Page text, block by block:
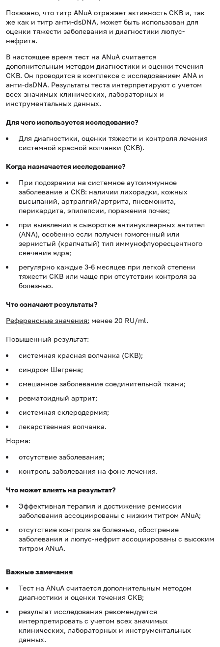
Показано, что титр ANuA отражает активность СКВ и, так
же как и титр анти-dsDNA, может быть использован для
оценки тяжести заболевания и диагностики люпус-
нефрита.
В настоящее время тест на ANuA считается
дополнительным методом диагностики и оценки течения
СКВ. Он проводится в комплексе с исследованием ANA и
анти-dsDNA. Результаты теста интерпретируют с учетом
всех значимых клинических, лабораторных и
инструментальных данных.
Для чего используется исследование?
Для диагностики, оценки тяжести и контроля лечения
системной красной волчанки (СКВ).
Когда назначается исследование?
При подозрении на системное аутоиммунное
заболевание и СКВ: наличии лихорадки, кожных
высыпаний, артралгий/артрита, пневмонита,
перикардита, эпилепсии, поражения почек;
при выявлении в сыворотке антинуклеарных антител
(ANA), особенно если получен гомогенный или
зернистый (крапчатый) тип иммунофлуоресцентного
свечения ядра;
регулярно каждые 3-6 месяцев при легкой степени
тяжести СКВ или чаще при отсутствии контроля за
болезнью.
Что означают результаты?
Референсные значения: менее 20 RU/ml.
Повышенный результат:
системная красная волчанка (СКВ);
синдром Шегрена;
смешанное заболевание соединительной ткани;
ревматоидный артрит;
системная склеродермия;
лекарственная волчанка.
Норма:
отсутствие заболевания;
контроль заболевания на фоне лечения.
Что может влиять на результат?
Эффективная терапия и достижение ремиссии
заболевания ассоциированы с низким титром ANuA;
отсутствие контроля за болезнью, обострение
заболевания и люпус-нефрит ассоциированы с высоким
титром ANuA.
Важные замечания
Тест на ANuA считается дополнительным методом
диагностики и оценки течения СКВ;
результат исследования рекомендуется
интерпретировать с учетом всех значимых
клинических, лабораторных и инструментальных
данных.